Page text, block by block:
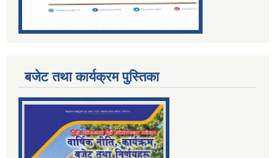
बजेट तथा कार्यक्रम पुस्तिका